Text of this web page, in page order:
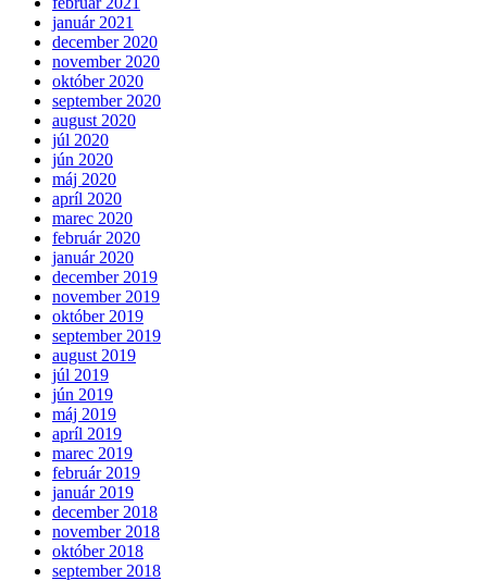
január 2021
december 2020
november 2020
október 2020
september 2020
august 2020
júl 2020
jún 2020
máj 2020
apríl 2020
marec 2020
február 2020
január 2020
december 2019
november 2019
október 2019
september 2019
august 2019
júl 2019
jún 2019
máj 2019
apríl 2019
marec 2019
február 2019
január 2019
december 2018
november 2018
október 2018
september 2018